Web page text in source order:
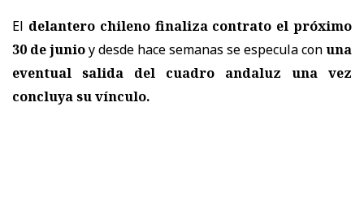
El delantero chileno finaliza contrato el próximo
30 de junioy desde hace semanas se especula conuna
eventual salida del cuadro andaluz una vez
concluya su vínculo.